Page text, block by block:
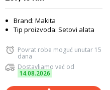
Brand: Makita
Tip proizvoda: Setovi alata
Povrat robe moguć unutar 15
dana
Dostavljamo već od
14.08.2026